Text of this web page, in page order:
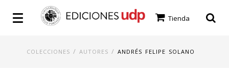
Tienda
COLECCIONES /AUTORES /ANDRÉS FELIPE SOLANO